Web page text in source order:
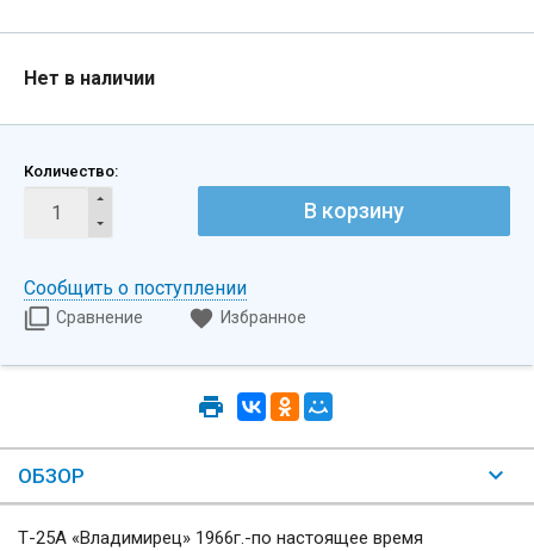
Нет в наличии
Количество:
В корзину
Сообщить о поступлении
Сравнение Избранное
ОБЗОР
Т-25А «Владимирец» 1966г.-по настоящее время